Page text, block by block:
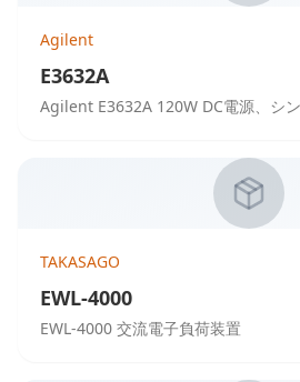
Agilent
E3632A
Agilent E3632A 120W DC電源、シ
TAKASAGO
EWL-4000
EWL-4000 交流電子負荷装置